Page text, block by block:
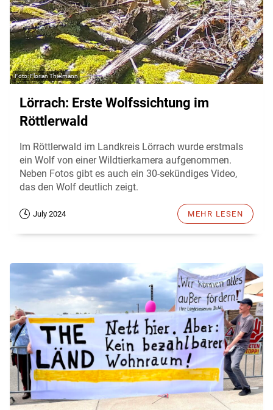
Florian Thielmann
Lörrach: Erste Wolfssichtung im
Röttlerwald
Im Röttlerwald im Landkreis Lörrach wurde erstmals
ein Wolf von einer Wildtierkamera aufgenommen.
Neben Fotos gibt es auch ein 30-sekündiges Video,
das den Wolf deutlich zeigt.
July 2024 MEHR LESEN